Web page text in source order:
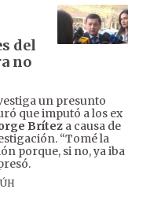
del
no
un presunto
que imputó a los ex
Brítez a causa de
“Tomé la
porque, si no, ya iba